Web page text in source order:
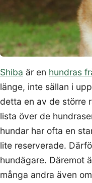
Shiba är en hundras
länge, inte sällan i
detta en av de större
lista över de
hundar har ofta en
lite reserverade.
hundägare. Däremot
många andra även